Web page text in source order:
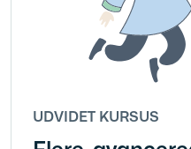
UDVIDET KURSUS